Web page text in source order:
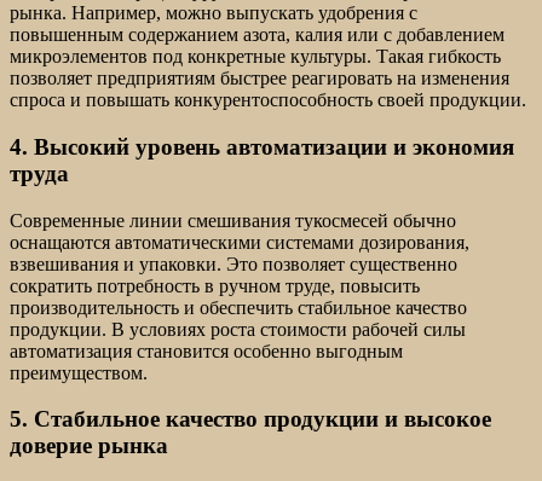
рынка. Например, можно выпускать удобрения с
повышенным содержанием азота, калия или с добавлением
микроэлементов под конкретные культуры. Такая гибкость
позволяет предприятиям быстрее реагировать на изменения
спроса и повышать конкурентоспособность своей продукции.
4. Высокий уровень автоматизации и экономия
труда
Современные линии смешивания тукосмесей обычно
оснащаются автоматическими системами дозирования,
взвешивания и упаковки. Это позволяет существенно
сократить потребность в ручном труде, повысить
производительность и обеспечить стабильное качество
продукции. В условиях роста стоимости рабочей силы
автоматизация становится особенно выгодным
преимуществом.
5. Стабильное качество продукции и высокое
доверие рынка